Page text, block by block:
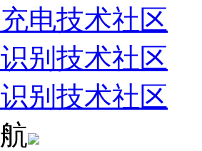
电技术社区
别技术社区
别技术社区